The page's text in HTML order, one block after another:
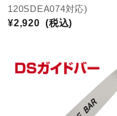
120SDEA074対応)
¥2,920 (税込)